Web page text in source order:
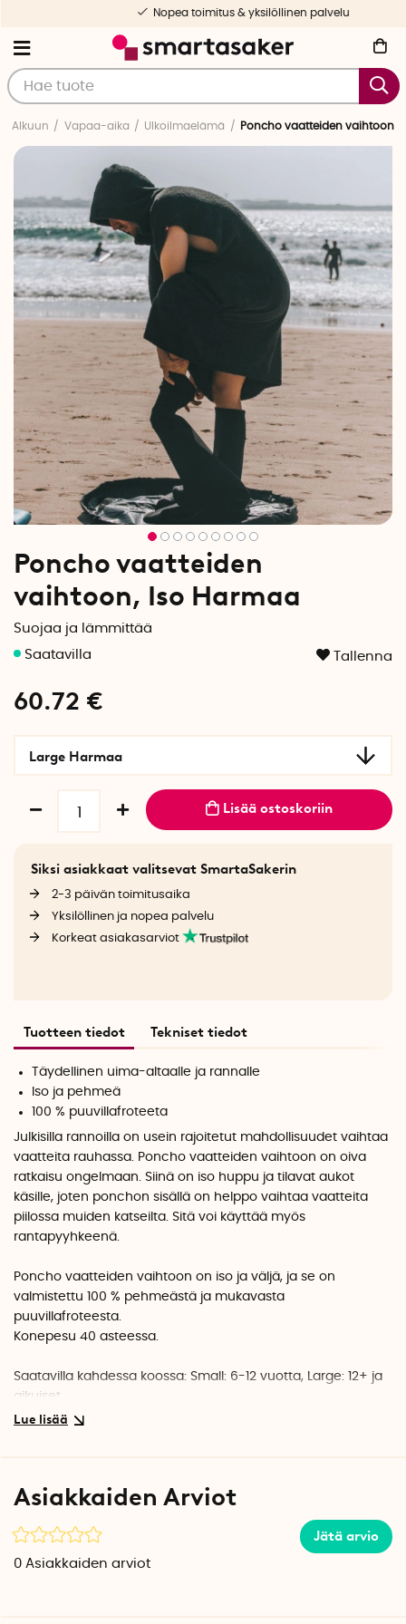
Nopea toimitus & yksilöllinen palvelu
Alkuun Vapaa-aika Ulkoilmaelämä Poncho vaatteiden vaihtoon
Poncho vaatteiden
vaihtoon, Iso Harmaa
Suojaa ja lämmittää
Tallenna
60.72 €
Large Harmaa
Lisää ostoskoriin
Siksi asiakkaat valitsevat SmartaSakerin
2-3 päivän toimitusaika
Yksilöllinen ja nopea palvelu
Korkeat asiakasarviot
Tuotteen tiedot Tekniset tiedot
Täydellinen uima-altaalle ja rannalle
Iso ja pehmeä
100 % puuvillafroteeta
Julkisilla rannoilla on usein rajoitetut mahdollisuudet vaihtaa
vaatteita rauhassa. Poncho vaatteiden vaihtoon on oiva
ratkaisu ongelmaan. Siinä on iso huppu ja tilavat aukot
käsille, joten ponchon sisällä on helppo vaihtaa vaatteita
piilossa muiden katseilta. Sitä voi käyttää myös
rantapyyhkeenä.
Poncho vaatteiden vaihtoon on iso ja väljä, ja se on
valmistettu 100 % pehmeästä ja mukavasta
puuvillafroteesta.
Konepesu 40 asteessa.
Saatavilla kahdessa koossa: Small: 6-12 vuotta, Large: 12+ ja
aikuiset
Asiakkaiden Arviot
Jätä arvio
0 Asiakkaiden arviot